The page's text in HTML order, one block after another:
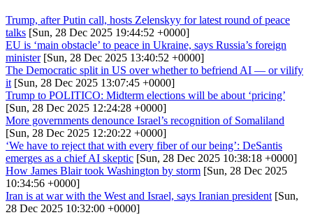
Trump, after Putin call, hosts Zelenskyy for latest round of peace
talks [Sun, 28 Dec 2025 19:44:52 +0000]
EU is ‘main obstacle’ to peace in Ukraine, says Russia’s foreign
minister[Sun, 28 Dec 2025 13:40:52 +0000]
The Democratic split in US over whether to befriend AI — or vilify
it [Sun, 28 Dec 2025 13:07:45 +0000]
Trump to POLITICO: Midterm elections will be about ‘pricing’
[Sun, 28 Dec 2025 12:24:28 +0000]
More governments denounce Israel’s recognition of Somaliland
[Sun, 28 Dec 2025 12:20:22 +0000]
‘We have to reject that with every fiber of our being’: DeSantis
emerges as a chief AI skeptic [Sun, 28 Dec 2025 10:38:18 +0000]
How James Blair took Washington by storm [Sun, 28 Dec 2025
10:34:56 +0000]
Iran is at war with the West and Israel, says Iranian president [Sun,
28 Dec 2025 10:32:00 +0000]